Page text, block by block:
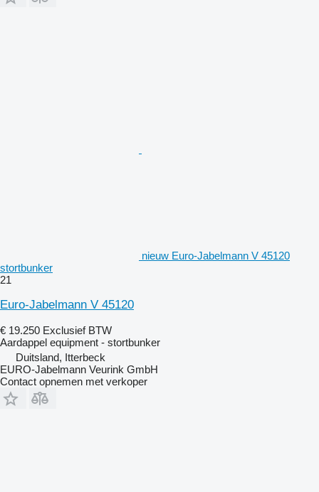
nieuw Euro-Jabelmann V 45120
stortbunker
21
Euro-Jabelmann V 45120
€ 19.250 Exclusief BTW
Aardappel equipment - stortbunker
Duitsland, Itterbeck
EURO-Jabelmann Veurink GmbH
Contact opnemen met verkoper